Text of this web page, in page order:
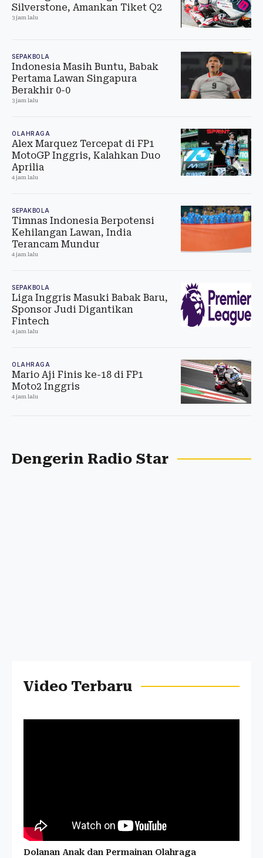
Silverstone, Amankan Tiket Q2
3 jam lalu
SEPAKBOLA
Indonesia Masih Buntu, Babak
Pertama Lawan Singapura
Berakhir 0-0
3 jam lalu
OLAHRAGA
Alex Marquez Tercepat di FP1
MotoGP Inggris, Kalahkan Duo
Aprilia
4 jam lalu
SEPAKBOLA
Timnas Indonesia Berpotensi
Kehilangan Lawan, India
Terancam Mundur
4 jam lalu
SEPAKBOLA
Liga Inggris Masuki Babak Baru,
Sponsor Judi Digantikan
Fintech
4 jam lalu
OLAHRAGA
Mario Aji Finis ke-18 di FP1
Moto2 Inggris
4 jam lalu
Dengerin Radio Star
Video Terbaru
Dolanan Anak dan Permainan Olahraga